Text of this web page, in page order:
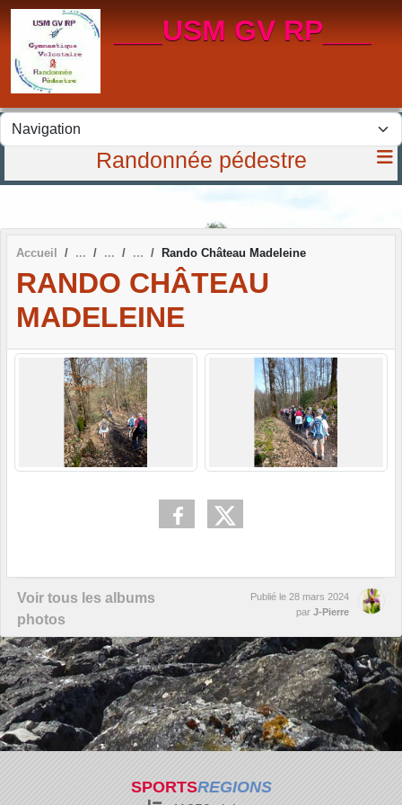
___USM GV RP___
Randonnée pédestre
Accueil Rando Château Madeleine
RANDO CHÂTEAU
MADELEINE
Voir tous les albums
photos
Publié le 28 mars 2024
par J-Pierre
SPORTSREGIONS
Panneau de gestion des cookies